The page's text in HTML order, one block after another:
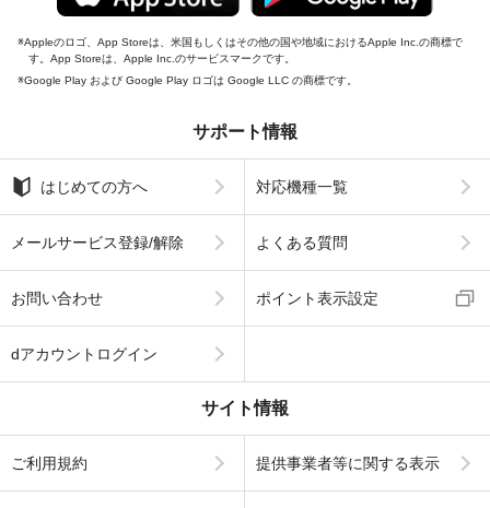
Appleのロゴ、App Storeは、米国もしくはその他の国や地域におけるApple Inc.の商標で
す。App Storeは、Apple Inc.のサービスマークです。
Google Play および Google Play ロゴは Google LLC の商標です。
サポート情報
はじめての方へ 対応機種一覧
メールサービス登録/解除 よくある質問
お問い合わせ ポイント表示設定
dアカウントログイン
サイト情報
ご利用規約 提供事業者等に関する表示